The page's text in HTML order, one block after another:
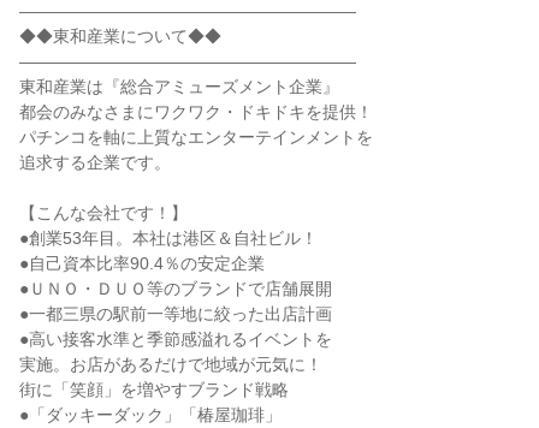
――――――――――――――――――――
◆◆東和産業について◆◆
――――――――――――――――――――
東和産業は『総合アミューズメント企業』
都会のみなさまにワクワク・ドキドキを提供！
パチンコを軸に上質なエンターテインメントを
追求する企業です。
【こんな会社です！】
●創業53年目。本社は港区＆自社ビル！
●自己資本比率90.4％の安定企業
●ＵＮＯ・ＤＵＯ等のブランドで店舗展開
●一都三県の駅前一等地に絞った出店計画
●高い接客水準と季節感溢れるイベントを
実施。お店があるだけで地域が元気に！
街に「笑顔」を増やすブランド戦略
●「ダッキーダック」「椿屋珈琲」